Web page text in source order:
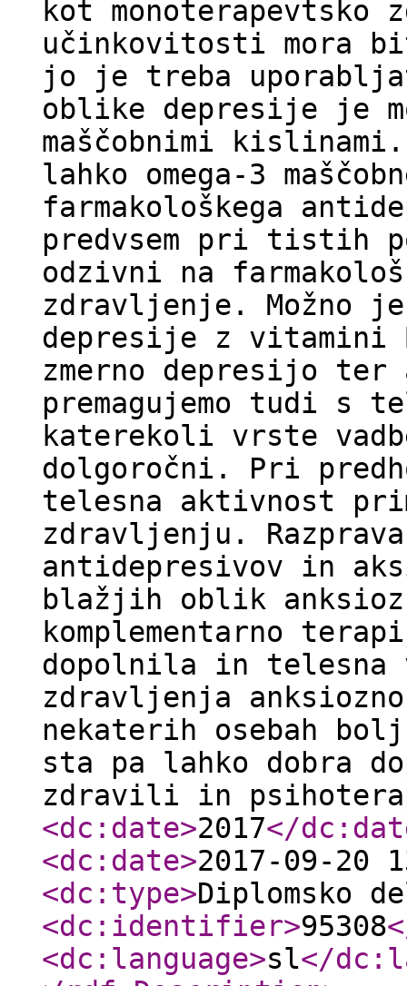
kot monoterapevtsko
učinkovitosti mora
jo je treba
oblike depresije je
maščobnimi
lahko omega-3
farmakološkega
predvsem pri tistih
odzivni na
zdravljenje. Možno
depresije z vitamini
zmerno depresijo ter
premagujemo tudi s
katerekoli vrste
dolgoročni. Pri
telesna aktivnost
zdravljenju.
antidepresivov in
blažjih oblik
komplementarno
dopolnila in telesna
zdravljenja
nekaterih osebah
sta pa lahko dobra
zdravili in
<dc:date>2017</
<dc:date>2017-09-20
<dc:type>Diplomsko
<dc:identifier>95308
<dc:language>sl</